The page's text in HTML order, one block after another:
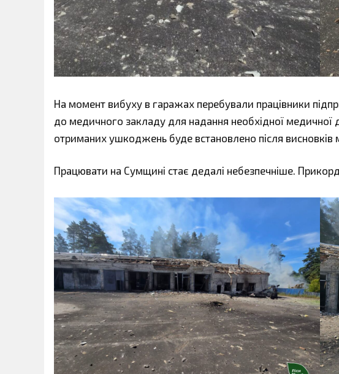
На момент вибуху в гаражах перебували працівники
до медичного закладу для надання необхідної медичної
отриманих ушкоджень буде встановлено після висновків
Працювати на Сумщині стає дедалі небезпечніше.